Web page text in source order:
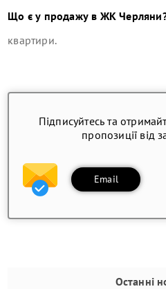
Що є у продажу в ЖК Черляни
квартири.
Підписуйтесь та
пропозиції від
Email
Останні